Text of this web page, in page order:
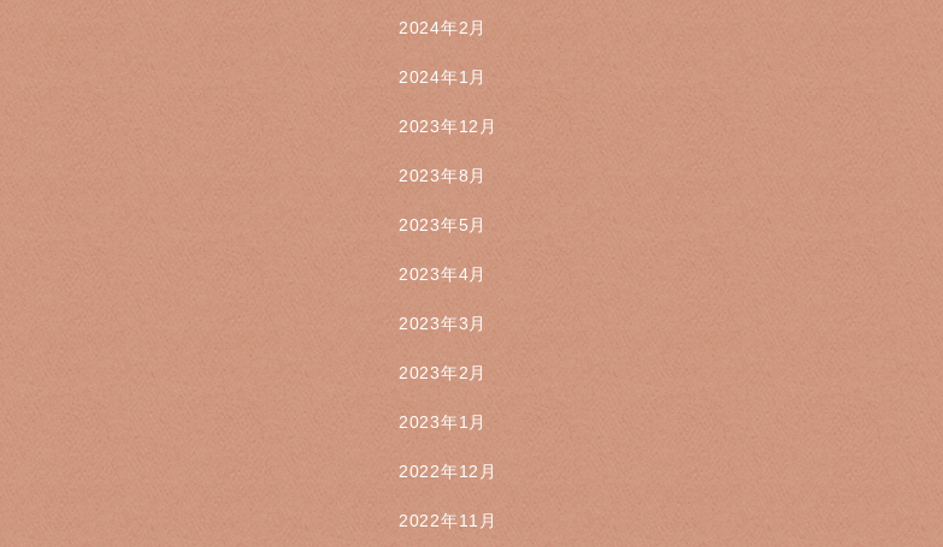
2024年2月
2024年1月
2023年12月
2023年8月
2023年5月
2023年4月
2023年3月
2023年2月
2023年1月
2022年12月
2022年11月